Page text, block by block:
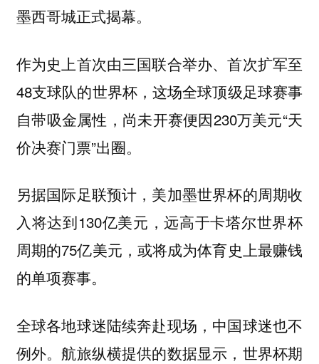
墨西哥城正式揭幕。
作为史上首次由三国联合举办、首次扩军至
48支球队的世界杯，这场全球顶级足球赛事
自带吸金属性，尚未开赛便因230万美元“天
价决赛门票”出圈。
另据国际足联预计，美加墨世界杯的周期收
入将达到130亿美元，远高于卡塔尔世界杯
周期的75亿美元，或将成为体育史上最赚钱
的单项赛事。
全球各地球迷陆续奔赴现场，中国球迷也不
例外。航旅纵横提供的数据显示，世界杯期